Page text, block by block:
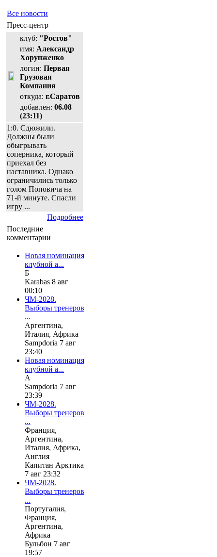
Все новости
Пресс-центр
клуб: "Ростов"
имя: Александр
Хорунженко
логин: Первая
Грузовая
Компания
откуда: г.Саратов
добавлен: 06.08
(23:11)
1:0. Сдюжили.
Должны были
обыгрывать
соперника, который
приехал без
наставника. Однако
ограничились только
голом Поповича на
71-й минуте. Спасли
игру ...
Подробнее
Последние
комментарии
Новая номинация
клубной а...
Б
Karabas 8 авг
00:10
ЧМ-2028.
Выборы тренеров
...
Аргентина,
Италия, Африка
Sampdoria 7 авг
23:40
Новая номинация
клубной а...
А
Sampdoria 7 авг
23:39
ЧМ-2028.
Выборы тренеров
...
Франция,
Аргентина,
Италия, Африка,
Англия
Капитан Арктика
7 авг 23:32
ЧМ-2028.
Выборы тренеров
...
Португалия,
Франция,
Аргентина,
Африка
Бульбон 7 авг
19:57